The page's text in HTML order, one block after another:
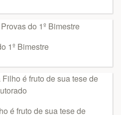
1º Bimestre
é fruto de sua tese de